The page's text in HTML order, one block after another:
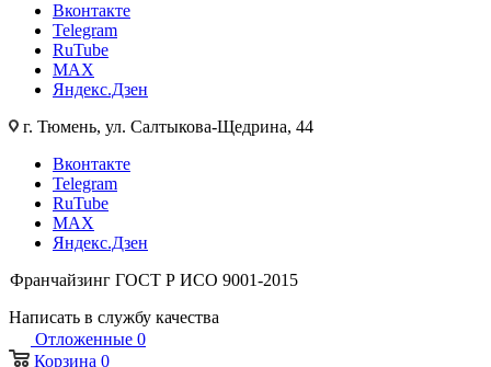
Вконтакте
Telegram
RuTube
MAX
Яндекс.Дзен
г. Тюмень, ул. Салтыкова-Щедрина, 44
Вконтакте
Telegram
RuTube
MAX
Яндекс.Дзен
Франчайзинг ГОСТ Р ИСО 9001-2015
Написать в службу качества
Отложенные 0
Корзина 0